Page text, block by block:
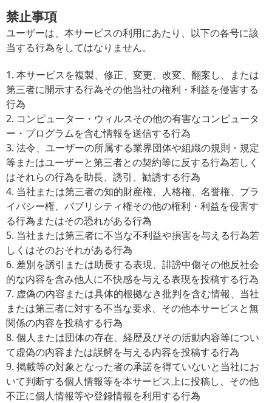
禁止事項
ユーザーは、本サービスの利用にあたり、以下の各号に該
当する行為をしてはなりません。
1. 本サービスを複製、修正、変更、改変、翻案し、または
第三者に開示する行為その他当社の権利・利益を侵害する
行為
2. コンピューター・ウィルスその他の有害なコンピュータ
ー・プログラムを含む情報を送信する行為
3. 法令、ユーザーの所属する業界団体や組織の規則・規定
等またはユーザーと第三者との契約等に反する行為若しく
はそれらの行為を助長、誘引、勧誘する行為
4. 当社または第三者の知的財産権、人格権、名誉権、プラ
イバシー権、パブリシティ権その他の権利・利益を侵害す
る行為またはその恐れがある行為
5. 当社または第三者に不当な不利益や損害を与える行為若
しくはそのおそれがある行為
6. 差別を誘引または助長する表現、誹謗中傷その他反社会
的な内容を含み他人に不快感を与える表現を投稿する行為
7. 虚偽の内容または具体的根拠なき批判を含む情報、当社
または第三者に対する不当な要求、その他本サービスと無
関係の内容を投稿する行為
8. 個人または団体の存在、経歴及びその活動内容等につい
て虚偽の内容または誤解を与える内容を投稿する行為
9. 掲載等の対象となった者の承諾を得ていないと当社にお
いて判断する個人情報等を本サービス上に投稿し、その他
不正に個人情報等や登録情報を利用する行為